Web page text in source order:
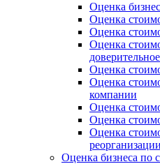
Оценка
Оценка
Оценка
Оценка
Оценка
Оценка
компании
Оценка
Оценка
Оценка
реорганизации
Оценка бизнеса по